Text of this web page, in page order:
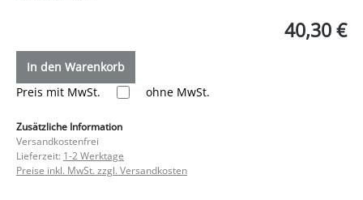
40,30 €
In den Warenkorb
Preis mit MwSt.
ohne MwSt.
Zusätzliche Information
Versandkostenfrei
Lieferzeit: 1-2 Werktage
Preise inkl. MwSt. zzgl. Versandkosten